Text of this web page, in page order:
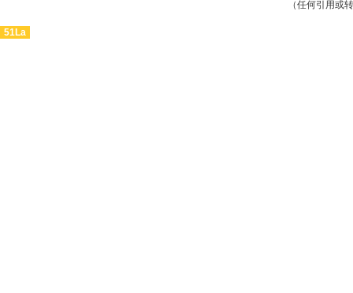
（任何引用或
51La